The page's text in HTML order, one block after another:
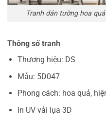
Tranh dán tường hoa
Thông số tranh
Thương hiệu: DS
Mẫu: 5D047
Phong cách: hoa quả,
In UV vải lụa 3D